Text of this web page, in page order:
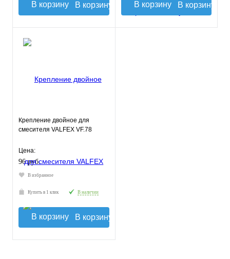
В корзину В корзину
Крепление двойное для
смесителя VALFEX VF.78
Цена:
96 руб.
В избранное
Купить в 1 клик В наличии
В корзину